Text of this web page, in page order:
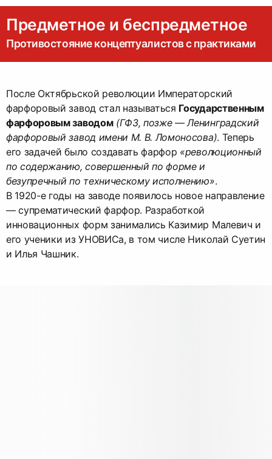
Предметное и беспредметное
Противостояние концептуалистов с практиками
После Октябрьской революции Императорский
фарфоровый завод стал называться Государственным
фарфоровым заводом (ГФЗ, позже — Ленинградский
фарфоровый завод имени М. В. Ломоносова). Теперь
его задачей было создавать фарфор «революционный
по содержанию, совершенный по форме и
безупречный по техническому исполнению».
В 1920-е годы на заводе появилось новое направление
— супрематический фарфор. Разработкой
инновационных форм занимались Казимир Малевич и
его ученики из УНОВИСа, в том числе Николай Суетин
и Илья Чашник.